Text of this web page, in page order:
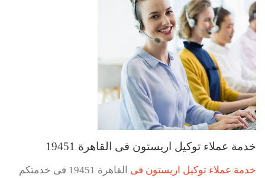
خدمة عملاء توكيل اريستون فى القاهرة 19451
خدمة عملاء توكيل اريستون فى
القاهرة 19451 فى خدمتكم